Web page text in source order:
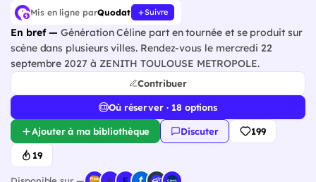
Mis en ligne parQuodat Suivre
En bref — Génération Céline part en tournée et se produit sur
scène dans plusieurs villes. Rendez-vous le mercredi 22
septembre 2027 à ZENITH TOULOUSE METROPOLE.
Contribuer
Où réserver · 18 options
Ajouter à ma bibliothèque Discuter 199
19